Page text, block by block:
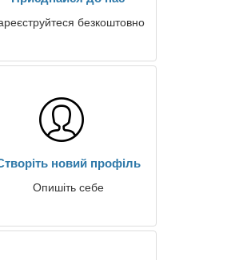
безкоштовно
новий профіль
Опишіть себе